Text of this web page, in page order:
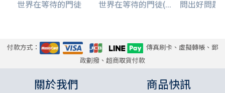
世界在等待的門徒 世界在等待的門徒(... 問出好問題
付款方式：
傳真刷卡、虛擬轉帳、郵
政劃撥、超商取貨付款
關於我們 商品快訊